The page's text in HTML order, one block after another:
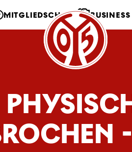
MITGLIEDSCHAFT BUSINESS
NLZ FANS